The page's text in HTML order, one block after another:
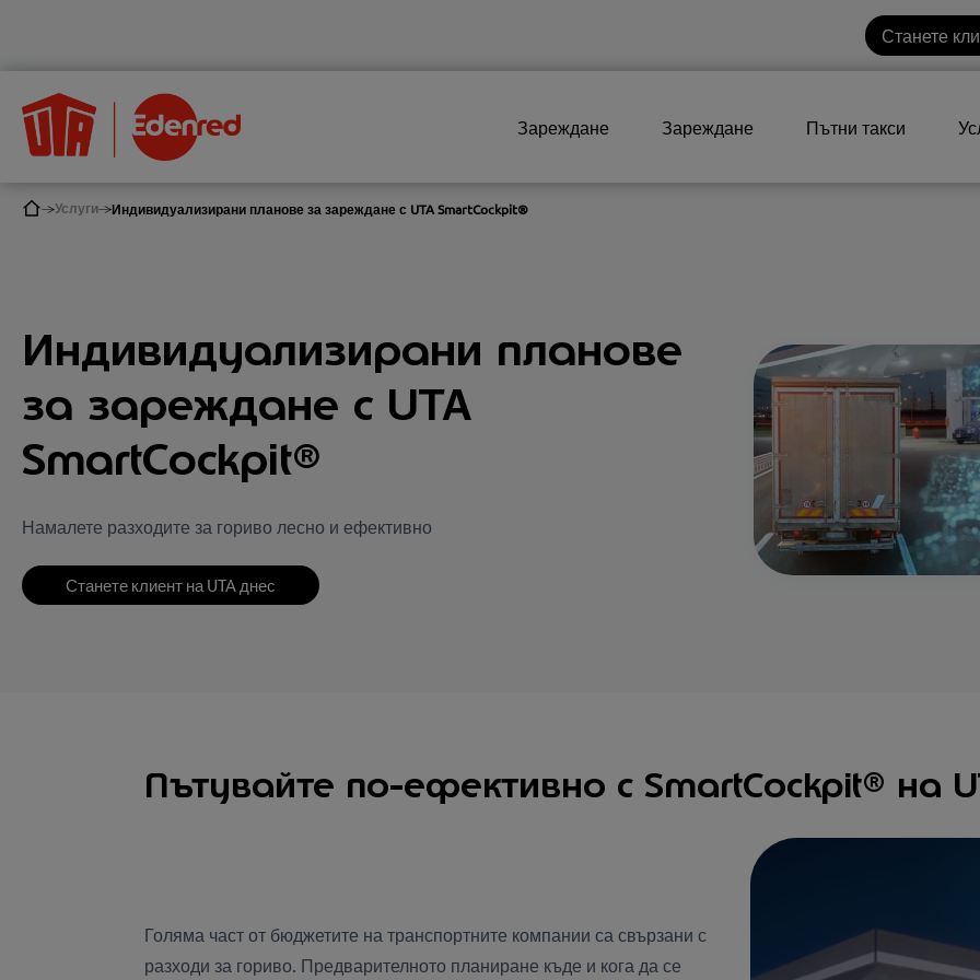
Станете
Зареждане Зареждане Пътни такси
Услуги Индивидуализирани планове за зареждане с UTA SmartCockpit®
Индивидуализирани планове
за зареждане с UTA
SmartCockpit®
Намалете разходите за гориво лесно и ефективно
Станете клиент на UTA днес
Пътувайте по-ефективно с SmartCockpit® на
Голяма част от бюджетите на транспортните компании са свързани с
разходи за гориво. Предварителното планиране къде и кога да се